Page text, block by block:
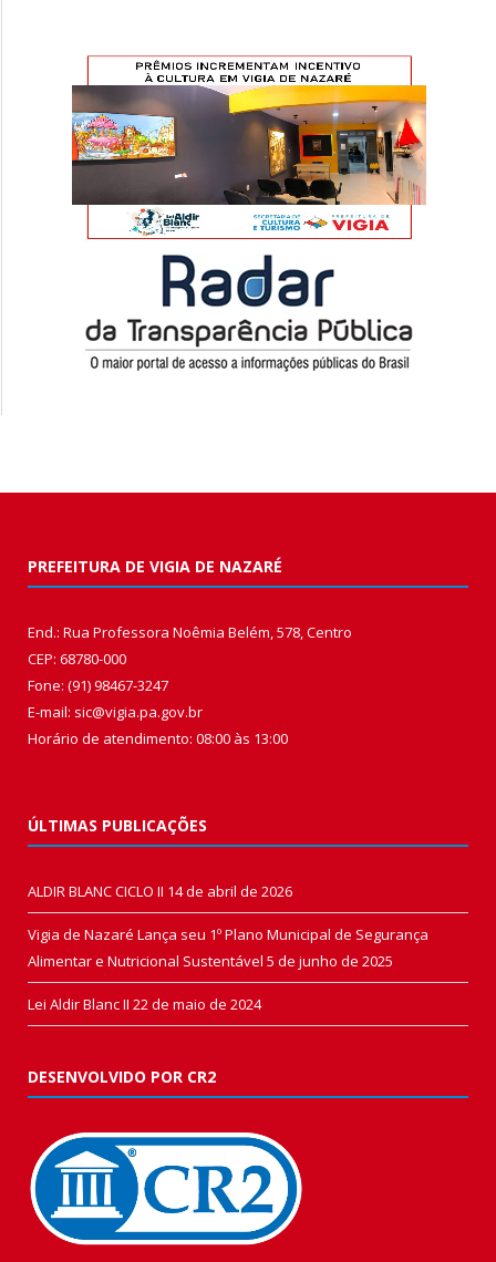
PREFEITURA DE VIGIA DE NAZARÉ
End.: Rua Professora Noêmia Belém, 578, Centro
CEP: 68780-000
Fone: (91) 98467-3247
E-mail: sic@vigia.pa.gov.br
Horário de atendimento: 08:00 às 13:00
ÚLTIMAS PUBLICAÇÕES
ALDIR BLANC CICLO II 14 de abril de 2026
Vigia de Nazaré Lança seu 1º Plano Municipal de Segurança
Alimentar e Nutricional Sustentável 5 de junho de 2025
Lei Aldir Blanc II 22 de maio de 2024
DESENVOLVIDO POR CR2